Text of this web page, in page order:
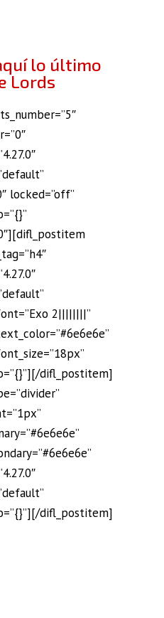
lo último
Lords
locked=”off”
2||||||||”
difl_postitem]
difl_postitem]